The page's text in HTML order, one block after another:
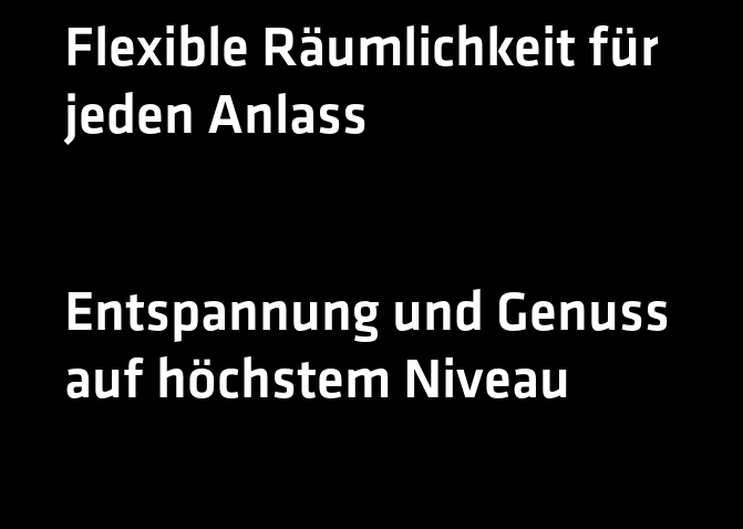
Flexible Räumlichkeit für
jeden Anlass
Entspannung und Genuss
auf höchstem Niveau